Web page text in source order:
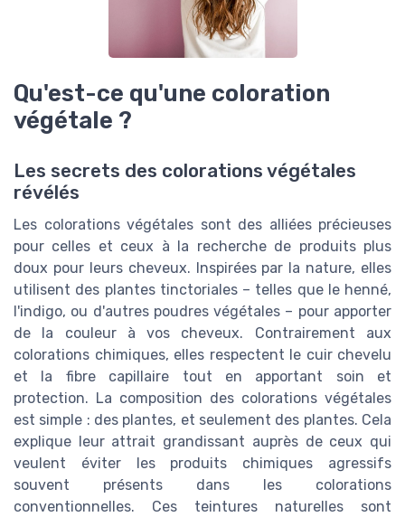
Qu'est-ce qu'une coloration
végétale ?
Les secrets des colorations végétales
révélés
Les colorations végétales sont des alliées précieuses
pour celles et ceux à la recherche de produits plus
doux pour leurs cheveux. Inspirées par la nature, elles
utilisent des plantes tinctoriales – telles que le henné,
l'indigo, ou d'autres poudres végétales – pour apporter
de la couleur à vos cheveux. Contrairement aux
colorations chimiques, elles respectent le cuir chevelu
et la fibre capillaire tout en apportant soin et
protection. La composition des colorations végétales
est simple : des plantes, et seulement des plantes. Cela
explique leur attrait grandissant auprès de ceux qui
veulent éviter les produits chimiques agressifs
souvent présents dans les colorations
conventionnelles. Ces teintures naturelles sont